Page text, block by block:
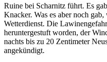
Ruine bei Scharnitz führt. Es
Knacker. Was es aber noch
Wetterdienst. Die
heruntergestuft worden, der
nachts bis zu 20 Zentimeter
angekündigt.